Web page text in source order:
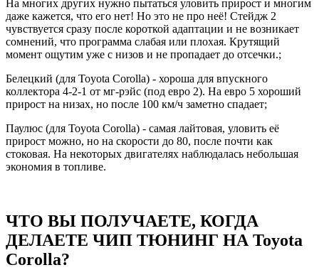
На многих других нужно пытаться уловить прирост и многим
даже кажется, что его нет! Но это не про неё! Стейдж 2
чувствуется сразу после короткой адаптации и не возникает
сомнений, что программа слабая или плохая. Крутящий
момент ощутим уже с низов и не пропадает до отсечки.;
Белецкий (для Toyota Corolla) - хороша для впускного
коллектора 4-2-1 от мг-рэйс (под евро 2). На евро 5 хороший
прирост на низах, но после 100 км/ч заметно спадает;
Паулюс (для Toyota Corolla) - самая лайтовая, уловить её
прирост можно, но на скорости до 80, после почти как
стоковая. На некоторых двигателях наблюдалась небольшая
экономия в топливе.
ЧТО ВЫ ПОЛУЧАЕТЕ, КОГДА
ДЕЛАЕТЕ ЧИП ТЮНИНГ НА Toyota
Corolla?